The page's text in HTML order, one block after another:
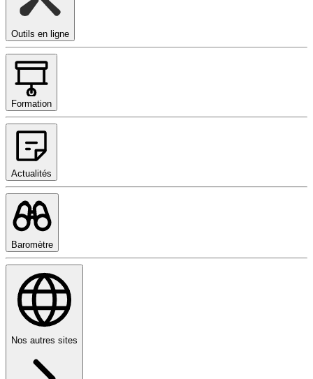
Outils en ligne
Formation
Actualités
Baromètre
Nos autres sites